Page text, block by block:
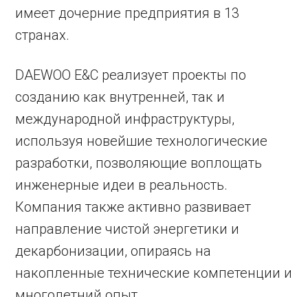
имеет дочерние предприятия в 13
странах.
DAEWOO E&C реализует проекты по
созданию как внутренней, так и
международной инфраструктуры,
используя новейшие технологические
разработки, позволяющие воплощать
инженерные идеи в реальность.
Компания также активно развивает
направление чистой энергетики и
декарбонизации, опираясь на
накопленные технические компетенции и